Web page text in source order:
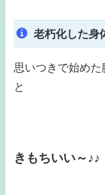
老朽化した身
思いつきで始め
と
きもちいい～♪♪